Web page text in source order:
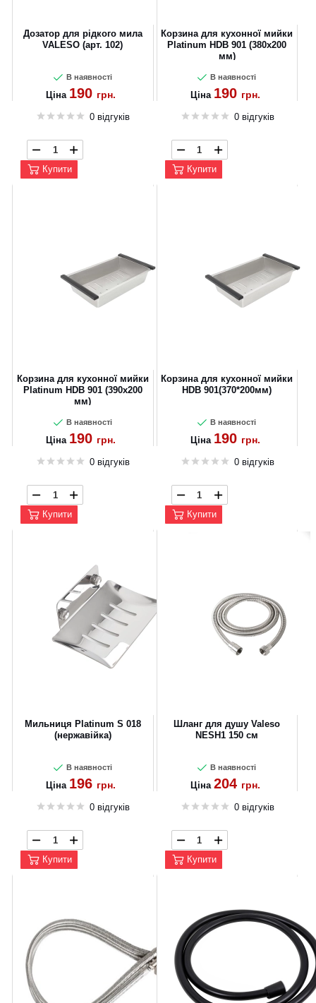
Дозатор для рідкого мила
VALESO (арт. 102)
В наявності
Ціна 190 грн.
0 відгуків
Купити
Корзина для кухонної мийки
Platinum HDB 901 (380x200
мм)
В наявності
Ціна 190 грн.
0 відгуків
Купити
Корзина для кухонної мийки
Platinum HDB 901 (390x200
мм)
В наявності
Ціна 190 грн.
0 відгуків
Купити
Корзина для кухонної мийки
HDB 901(370*200мм)
В наявності
Ціна 190 грн.
0 відгуків
Купити
Мильниця Platinum S 018
(нержавійка)
В наявності
Ціна 196 грн.
0 відгуків
Купити
Шланг для душу Valeso
NESH1 150 см
В наявності
Ціна 204 грн.
0 відгуків
Купити
CANCEL